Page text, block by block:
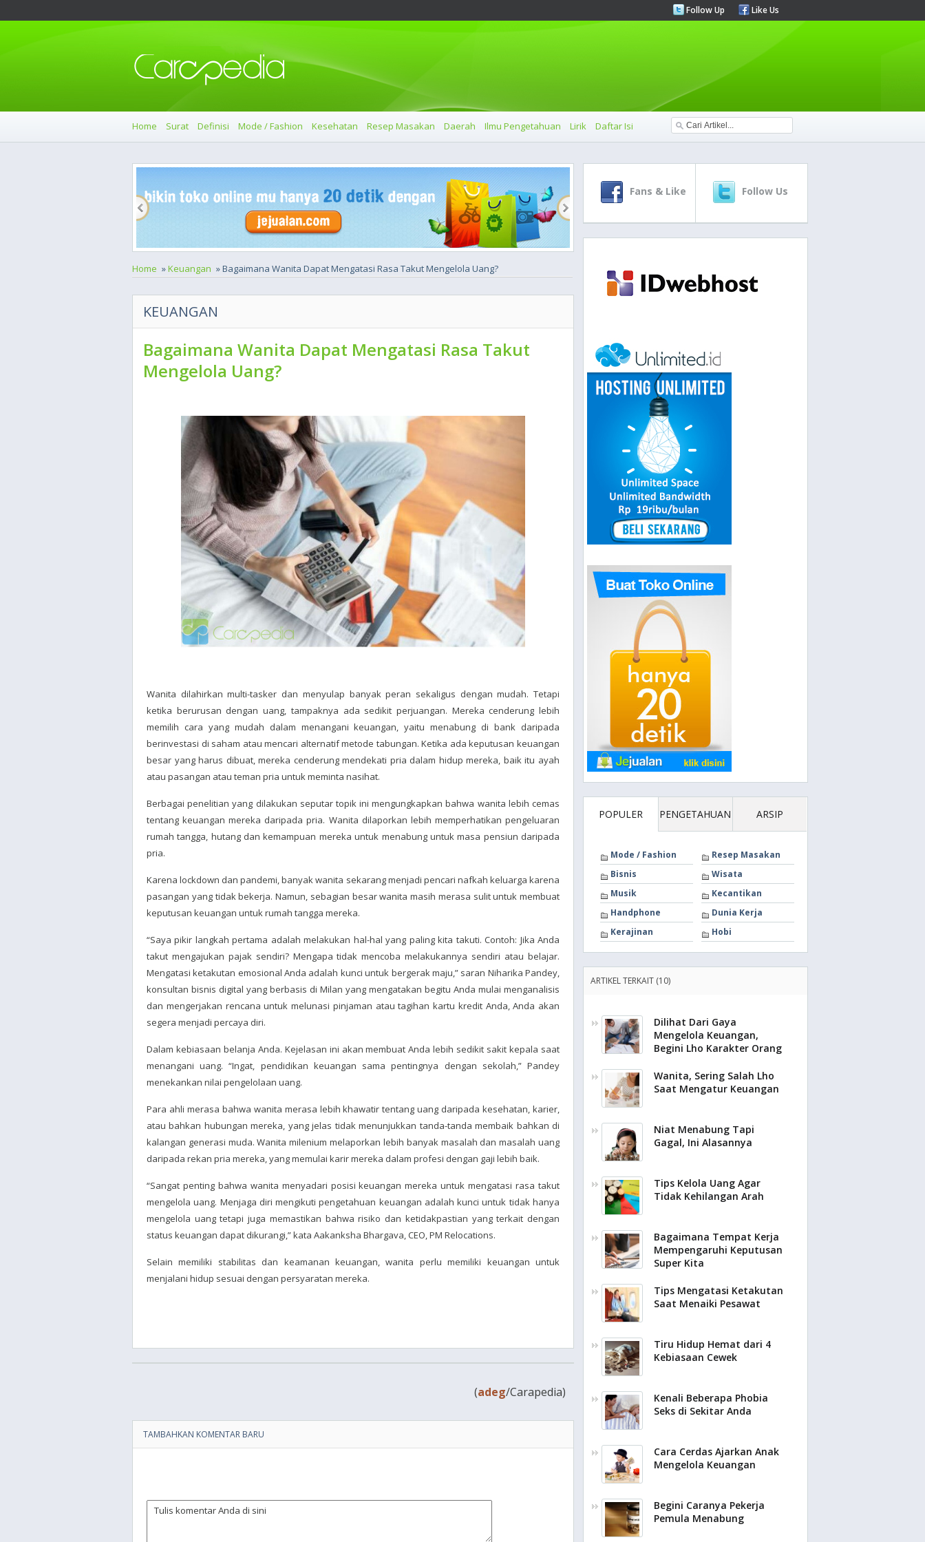
Follow Up Like Us
Home Surat Definisi Mode / Fashion Kesehatan Resep Masakan Daerah Ilmu Pengetahuan Lirik Daftar Isi
Home »Keuangan » Bagaimana Wanita Dapat Mengatasi Rasa Takut Mengelola Uang?
KEUANGAN
Bagaimana Wanita Dapat Mengatasi Rasa Takut
Mengelola Uang?
Wanita dilahirkan multi-tasker dan menyulap banyak peran sekaligus dengan mudah. Tetapi
ketika berurusan dengan uang, tampaknya ada sedikit perjuangan. Mereka cenderung lebih
memilih cara yang mudah dalam menangani keuangan, yaitu menabung di bank daripada
berinvestasi di saham atau mencari alternatif metode tabungan. Ketika ada keputusan keuangan
besar yang harus dibuat, mereka cenderung mendekati pria dalam hidup mereka, baik itu ayah
atau pasangan atau teman pria untuk meminta nasihat.
Berbagai penelitian yang dilakukan seputar topik ini mengungkapkan bahwa wanita lebih cemas
tentang keuangan mereka daripada pria. Wanita dilaporkan lebih memperhatikan pengeluaran
rumah tangga, hutang dan kemampuan mereka untuk menabung untuk masa pensiun daripada
pria.
Karena lockdown dan pandemi, banyak wanita sekarang menjadi pencari nafkah keluarga karena
pasangan yang tidak bekerja. Namun, sebagian besar wanita masih merasa sulit untuk membuat
keputusan keuangan untuk rumah tangga mereka.
“Saya pikir langkah pertama adalah melakukan hal-hal yang paling kita takuti. Contoh: Jika Anda
takut mengajukan pajak sendiri? Mengapa tidak mencoba melakukannya sendiri atau belajar.
Mengatasi ketakutan emosional Anda adalah kunci untuk bergerak maju,” saran Niharika Pandey,
konsultan bisnis digital yang berbasis di Milan yang mengatakan begitu Anda mulai menganalisis
dan mengerjakan rencana untuk melunasi pinjaman atau tagihan kartu kredit Anda, Anda akan
segera menjadi percaya diri.
Dalam kebiasaan belanja Anda. Kejelasan ini akan membuat Anda lebih sedikit sakit kepala saat
menangani uang. “Ingat, pendidikan keuangan sama pentingnya dengan sekolah,” Pandey
menekankan nilai pengelolaan uang.
Para ahli merasa bahwa wanita merasa lebih khawatir tentang uang daripada kesehatan, karier,
atau bahkan hubungan mereka, yang jelas tidak menunjukkan tanda-tanda membaik bahkan di
kalangan generasi muda. Wanita milenium melaporkan lebih banyak masalah dan masalah uang
daripada rekan pria mereka, yang memulai karir mereka dalam profesi dengan gaji lebih baik.
“Sangat penting bahwa wanita menyadari posisi keuangan mereka untuk mengatasi rasa takut
mengelola uang. Menjaga diri mengikuti pengetahuan keuangan adalah kunci untuk tidak hanya
mengelola uang tetapi juga memastikan bahwa risiko dan ketidakpastian yang terkait dengan
status keuangan dapat dikurangi,” kata Aakanksha Bhargava, CEO, PM Relocations.
Selain memiliki stabilitas dan keamanan keuangan, wanita perlu memiliki keuangan untuk
menjalani hidup sesuai dengan persyaratan mereka.
(adeg/Carapedia)
TAMBAHKAN KOMENTAR BARU
Fans & Like Follow Us
POPULER PENGETAHUAN ARSIP
Mode / Fashion
Resep Masakan
Bisnis
Wisata
Musik
Kecantikan
Handphone
Dunia Kerja
Kerajinan
Hobi
ARTIKEL TERKAIT (10)
Dilihat Dari Gaya
Mengelola Keuangan,
Begini Lho Karakter Orang
Wanita, Sering Salah Lho
Saat Mengatur Keuangan
Niat Menabung Tapi
Gagal, Ini Alasannya
Tips Kelola Uang Agar
Tidak Kehilangan Arah
Bagaimana Tempat Kerja
Mempengaruhi Keputusan
Super Kita
Tips Mengatasi Ketakutan
Saat Menaiki Pesawat
Tiru Hidup Hemat dari 4
Kebiasaan Cewek
Kenali Beberapa Phobia
Seks di Sekitar Anda
Cara Cerdas Ajarkan Anak
Mengelola Keuangan
Begini Caranya Pekerja
Pemula Menabung